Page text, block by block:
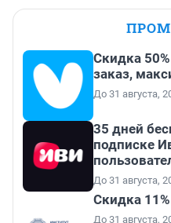
Скидка
заказ,
До 31 августа,
35 дней
подписке
До 31 августа,
Скидка
До 31 августа,